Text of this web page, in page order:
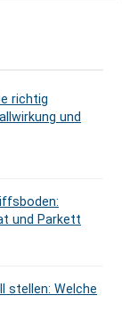
richtig
und
und Parkett
stellen: Welche